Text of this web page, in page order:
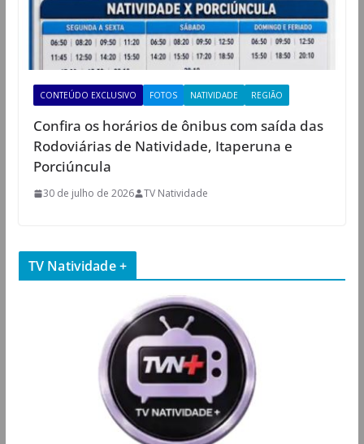
CONTEÚDO EXCLUSIVO FOTOS NATIVIDADE REGIÃO
Confira os horários de ônibus com saída das
Rodoviárias de Natividade, Itaperuna e
Porciúncula
30 de julho de 2026 TV Natividade
TV Natividade +